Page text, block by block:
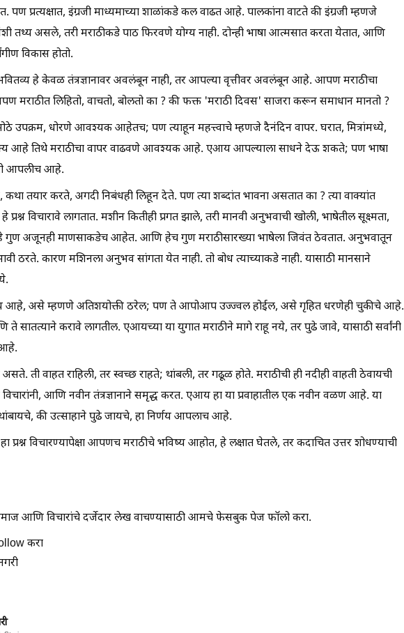
प्रत्यक्षात, इंग्रजी माध्यमाच्या शाळांकडे कल वाढत आहे. पालकांना वाटते की इंग्रजी म्हणजे
अंशी तथ्य असले, तरी मराठीकडे पाठ फिरवणे योग्य नाही. दोन्ही भाषा आत्मसात करता येतात, आणि
विकास होतो.
हे केवळ तंत्रज्ञानावर अवलंबून नाही, तर आपल्या वृत्तीवर अवलंबून आहे. आपण मराठीचा
मराठीत लिहितो, वाचतो, बोलतो का ? की फक्त 'मराठी दिवस' साजरा करून समाधान मानतो ?
उपक्रम, धोरणे आवश्यक आहेतच; पण त्याहून महत्त्वाचे म्हणजे दैनंदिन वापर. घरात, मित्रांमध्ये,
आहे तिथे मराठीचा वापर वाढवणे आवश्यक आहे. एआय आपल्याला साधने देऊ शकते; पण भाषा
आपलीच आहे.
तयार करते, अगदी निबंधही लिहून देते. पण त्या शब्दांत भावना असतात का ? त्या वाक्यांत
विचारावे लागतात. मशीन कितीही प्रगत झाले, तरी मानवी अनुभवाची खोली, भाषेतील सूक्ष्मता,
गुण अजूनही माणसाकडेच आहेत. आणि हेच गुण मराठीसारख्या भाषेला जिवंत ठेवतात. अनुभवातून
ठरते. कारण मशिनला अनुभव सांगता येत नाही. तो बोध त्याच्याकडे नाही. यासाठी मानसाने
आहे, असे म्हणणे अतिशयोक्ती ठरेल; पण ते आपोआप उज्ज्वल होईल, असे गृहित धरणेही चुकीचे आहे.
ते सातत्याने करावे लागतील. एआयच्या या युगात मराठीने मागे राहू नये, तर पुढे जावे, यासाठी सर्वांनी
ती वाहत राहिली, तर स्वच्छ राहते; थांबली, तर गढूळ होते. मराठीची ही नदीही वाहती ठेवायची
आणि नवीन तंत्रज्ञानाने समृद्ध करत. एआय हा या प्रवाहातील एक नवीन वळण आहे. या
की उत्साहाने पुढे जायचे, हा निर्णय आपलाच आहे.
प्रश्न विचारण्यापेक्षा आपणच मराठीचे भविष्य आहोत, हे लक्षात घेतले, तर कदाचित उत्तर शोधण्याची
आणि विचारांचे दर्जेदार लेख वाचण्यासाठी आमचे फेसबुक पेज फॉलो करा.
करा